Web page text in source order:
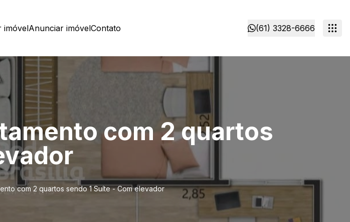
imóvelAnunciar imóvelContato (61) 3328-6666
com 2 quartos
com 2 quartos sendo 1 Suíte - Com elevador